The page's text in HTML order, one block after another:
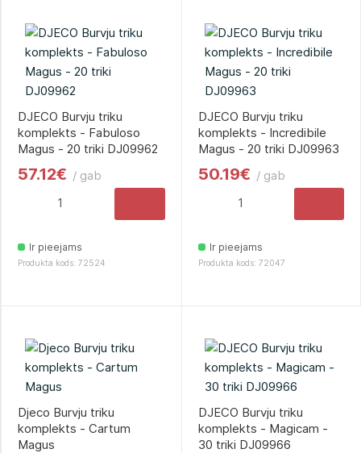
DJECO Burvju triku
komplekts - Fabuloso
Magus - 20 triki DJ09962
57.12€ / gab
Ir pieejams
Produkta kods: 72524
DJECO Burvju triku
komplekts - Incredibile
Magus - 20 triki DJ09963
50.19€ / gab
Ir pieejams
Produkta kods: 72047
Djeco Burvju triku
komplekts - Cartum
Magus
DJECO Burvju triku
komplekts - Magicam -
30 triki DJ09966